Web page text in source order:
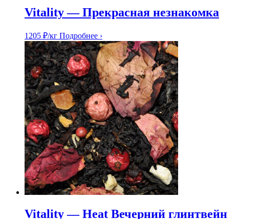
Vitality — Прекрасная незнакомка
1205 ₽/кг Подробнее ›
Vitality — Heat Вечерний глинтвейн